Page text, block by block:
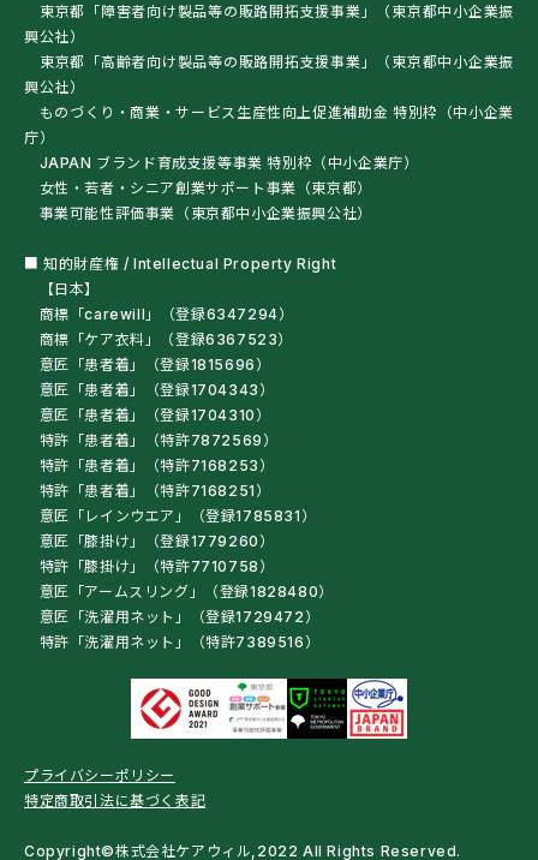
東京都「障害者向け製品等の販路開拓支援事業」（東京都中小企業振
興公社）
東京都「高齢者向け製品等の販路開拓支援事業」（東京都中小企業振
興公社）
ものづくり・商業・サービス生産性向上促進補助金 特別枠（中小企業
庁）
JAPAN ブランド育成支援等事業 特別枠（中小企業庁）
女性・若者・シニア創業サポート事業（東京都）
事業可能性評価事業（東京都中小企業振興公社）
■ 知的財産権 / Intellectual Property Right
【日本】
商標「carewill」（登録6347294）
商標「ケア衣料」（登録6367523）
意匠「患者着」（登録1815696）
意匠「患者着」（登録1704343）
意匠「患者着」（登録1704310）
特許「患者着」（特許7872569）
特許「患者着」（特許7168253）
特許「患者着」（特許7168251）
意匠「レインウエア」（登録1785831）
意匠「膝掛け」（登録1779260）
特許「膝掛け」（特許7710758）
意匠「アームスリング」（登録1828480）
意匠「洗濯用ネット」（登録1729472）
特許「洗濯用ネット」（特許7389516）
プライバシーポリシー
特定商取引法に基づく表記
Copyright©株式会社ケアウィル,2022 All Rights Reserved.